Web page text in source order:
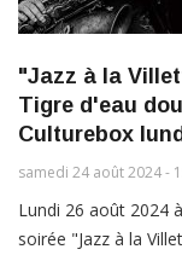
"Jazz à la
Tigre d'eau
Culturebox
samedi 24 août 2024 -
Lundi 26 août 2024
soirée "Jazz à la